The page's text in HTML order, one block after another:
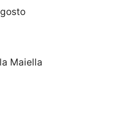
Maiella